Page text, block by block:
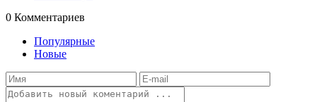
0 Комментариев
Популярные
Новые